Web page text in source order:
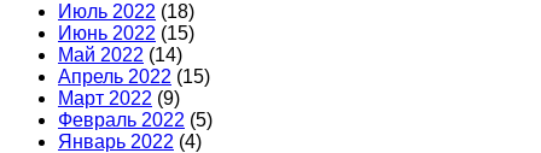
Июль 2022 (18)
Июнь 2022 (15)
Май 2022 (14)
Апрель 2022 (15)
Март 2022 (9)
Февраль 2022 (5)
Январь 2022 (4)